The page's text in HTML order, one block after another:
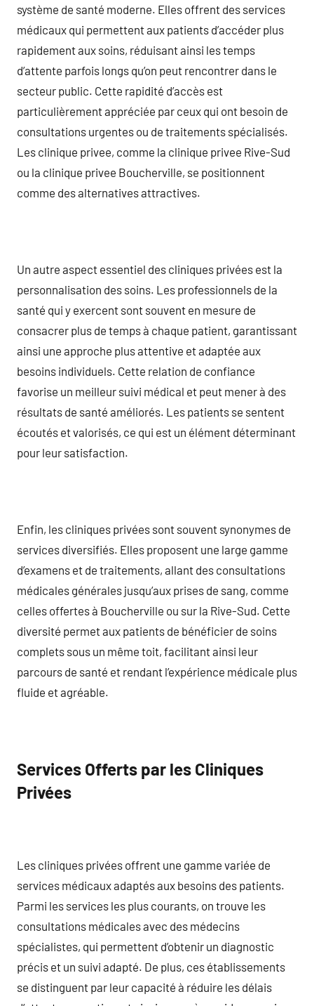
système de santé moderne. Elles offrent des services
médicaux qui permettent aux patients d’accéder plus
rapidement aux soins, réduisant ainsi les temps
d’attente parfois longs qu’on peut rencontrer dans le
secteur public. Cette rapidité d’accès est
particulièrement appréciée par ceux qui ont besoin de
consultations urgentes ou de traitements spécialisés.
Les clinique privee, comme la clinique privee Rive-Sud
ou la clinique privee Boucherville, se positionnent
comme des alternatives attractives.
Un autre aspect essentiel des cliniques privées est la
personnalisation des soins. Les professionnels de la
santé qui y exercent sont souvent en mesure de
consacrer plus de temps à chaque patient, garantissant
ainsi une approche plus attentive et adaptée aux
besoins individuels. Cette relation de confiance
favorise un meilleur suivi médical et peut mener à des
résultats de santé améliorés. Les patients se sentent
écoutés et valorisés, ce qui est un élément déterminant
pour leur satisfaction.
Enfin, les cliniques privées sont souvent synonymes de
services diversifiés. Elles proposent une large gamme
d’examens et de traitements, allant des consultations
médicales générales jusqu’aux prises de sang, comme
celles offertes à Boucherville ou sur la Rive-Sud. Cette
diversité permet aux patients de bénéficier de soins
complets sous un même toit, facilitant ainsi leur
parcours de santé et rendant l’expérience médicale plus
fluide et agréable.
Services Offerts par les Cliniques
Privées
Les cliniques privées offrent une gamme variée de
services médicaux adaptés aux besoins des patients.
Parmi les services les plus courants, on trouve les
consultations médicales avec des médecins
spécialistes, qui permettent d’obtenir un diagnostic
précis et un suivi adapté. De plus, ces établissements
se distinguent par leur capacité à réduire les délais